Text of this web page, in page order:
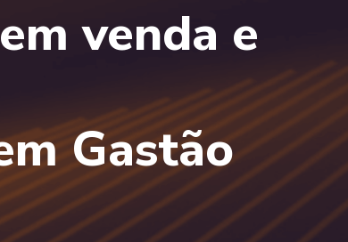
venda e
Gastão